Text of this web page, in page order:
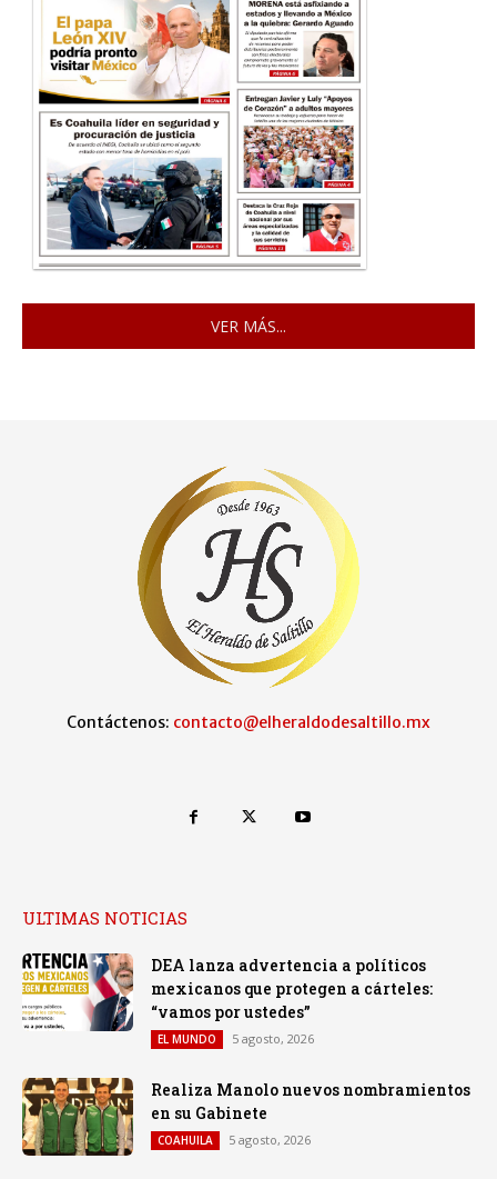
VER MÁS...
Contáctenos: contacto@elheraldodesaltillo.mx
ULTIMAS NOTICIAS
DEA lanza advertencia a políticos
mexicanos que protegen a cárteles:
“vamos por ustedes”
EL MUNDO 5 agosto, 2026
Realiza Manolo nuevos nombramientos
en su Gabinete
COAHUILA 5 agosto, 2026